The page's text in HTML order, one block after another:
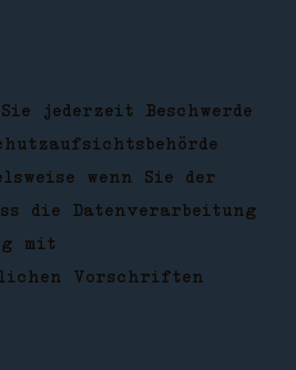
Sie jederzeit Beschwerde
wenn Sie der
die Datenverarbeitung
mit
Vorschriften